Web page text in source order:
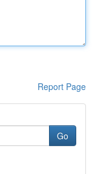
Report Page
Go